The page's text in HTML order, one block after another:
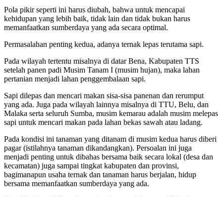
Pola pikir seperti ini harus diubah, bahwa untuk mencapai
kehidupan yang lebih baik, tidak lain dan tidak bukan harus
memanfaatkan sumberdaya yang ada secara optimal.
Permasalahan penting kedua, adanya ternak lepas terutama sapi.
Pada wilayah tertentu misalnya di datar Bena, Kabupaten TTS
setelah panen padi Musim Tanam I (musim hujan), maka lahan
pertanian menjadi lahan penggembalaan sapi.
Sapi dilepas dan mencari makan sisa-sisa panenan dan rerumput
yang ada. Juga pada wilayah lainnya misalnya di TTU, Belu, dan
Malaka serta seluruh Sumba, musim kemarau adalah musim melepas
sapi untuk mencari makan pada lahan bekas sawah atau ladang.
Pada kondisi ini tanaman yang ditanam di musim kedua harus diberi
pagar (istilahnya tanaman dikandangkan). Persoalan ini juga
menjadi penting untuk dibahas bersama baik secara lokal (desa dan
kecamatan) juga sampai tingkat kabupaten dan provinsi,
bagimanapun usaha ternak dan tanaman harus berjalan, hidup
bersama memanfaatkan sumberdaya yang ada.